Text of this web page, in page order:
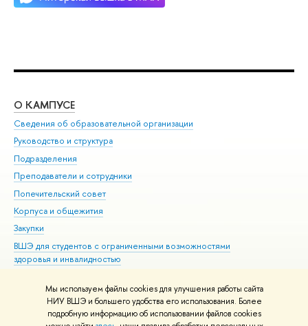
Мы используем файлы cookies для улучшения работы сайта
НИУ ВШЭ и большего удобства его использования. Более
подробную информацию об использовании файлов cookies
О КАМПУСЕ
Сведения об образовательной организации
Руководство и структура
Подразделения
Преподаватели и сотрудники
Попечительский совет
Корпуса и общежития
Закупки
ВШЭ для студентов с ограниченными возможностями
здоровья и инвалидностью
Единая платежная страница